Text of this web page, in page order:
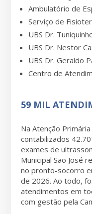
Ambulatório de
Serviço de
UBS Dr.
UBS Dr. Nestor
UBS Dr. Geraldo
Centro de
59 MIL
Na Atenção
contabilizados
exames de
Municipal São José
no pronto-socorro
de 2026. Ao todo,
atendimentos em
com gestão pela